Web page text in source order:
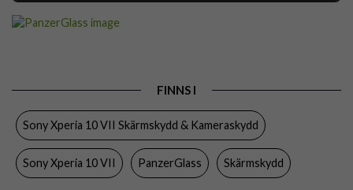
Färg Genomskinlig
Härdat glas
Varumärke PanzerGlass
FINNS I
Sony Xperia 10 VII Skärmskydd & Kameraskydd
Sony Xperia 10 VII PanzerGlass Skärmskydd